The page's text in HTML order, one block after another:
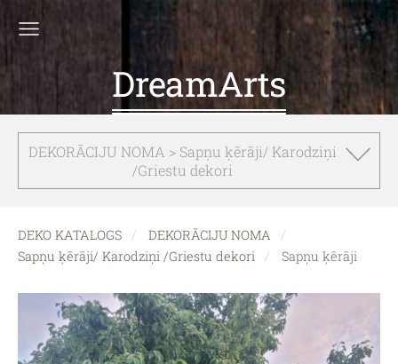
DreamArts
DEKORĀCIJU NOMA > Sapņu ķērāji/ Karodziņi
/Griestu dekori
DEKO KATALOGS
DEKORĀCIJU NOMA
Sapņu ķērāji/ Karodziņi /Griestu dekori
Sapņu ķērāji